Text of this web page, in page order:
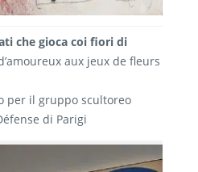
che gioca coi fiori di
aux jeux de fleurs
per il gruppo scultoreo
di Parigi